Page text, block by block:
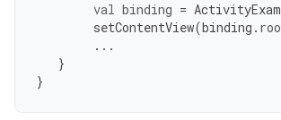
val binding =
setContentView(binding .
...
}
}